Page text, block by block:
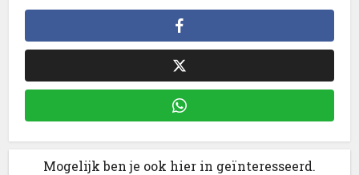
Mogelijk ben je ook hier in geïnteresseerd.